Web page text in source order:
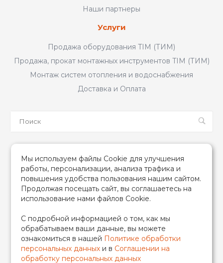
Наши партнеры
Услуги
Продажа оборудования TIM (ТИМ)
Продажа, прокат монтажных инструментов TIM (ТИМ)
Монтаж систем отопления и водоснабжения
Доставка и Оплата
2026 © TIM (ТИМ) Инженерная сантехника, Все права
защищены
ИП Гончаренко Надежда Николаевна
500708528433/319500700011740
Мы используем файлы Cookie для улучшения
работы, персонализации, анализа трафика и
повышения удобства пользования нашим сайтом.
Продолжая посещать сайт, вы соглашаетесь на
использование нами файлов Cookie.
С подробной информацией о том, как мы
обрабатываем ваши данные, вы можете
ознакомиться в нашей Политике обработки
персональных данных и в Соглашении на
обработку персональных данных